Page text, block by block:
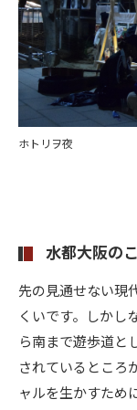
ホトリヲ夜
水都大阪の
先の見通せない現
くいです。しかし
ら南まで遊歩道と
されているところ
ャルを生かすため